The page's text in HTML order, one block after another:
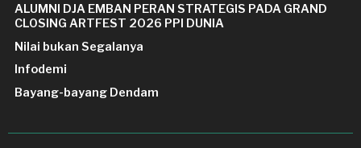
ALUMNI DJA EMBAN PERAN STRATEGIS PADA GRAND
CLOSING ARTFEST 2026 PPI DUNIA
Nilai bukan Segalanya
Infodemi
Bayang-bayang Dendam